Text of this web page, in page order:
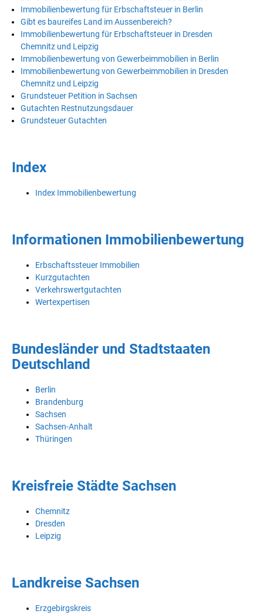
Immobilienbewertung für Erbschaftsteuer in Berlin
Gibt es baureifes Land im Aussenbereich?
Immobilienbewertung für Erbschaftsteuer in Dresden
Chemnitz und Leipzig
Immobilienbewertung von Gewerbeimmobilien in Berlin
Immobilienbewertung von Gewerbeimmobilien in Dresden
Chemnitz und Leipzig
Grundsteuer Petition in Sachsen
Gutachten Restnutzungsdauer
Grundsteuer Gutachten
Index
Index Immobilienbewertung
Informationen Immobilienbewertung
Erbschaftssteuer Immobilien
Kurzgutachten
Verkehrswertgutachten
Wertexpertisen
Bundesländer und Stadtstaaten
Deutschland
Berlin
Brandenburg
Sachsen
Sachsen-Anhalt
Thüringen
Kreisfreie Städte Sachsen
Chemnitz
Dresden
Leipzig
Landkreise Sachsen
Erzgebirgskreis